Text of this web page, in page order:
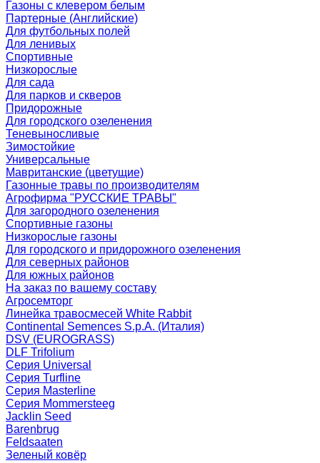
Газоны с клевером белым
Партерные (Английские)
Для футбольных полей
Для ленивых
Спортивные
Низкорослые
Для сада
Для парков и скверов
Придорожные
Для городского озеленения
Теневыносливые
Зимостойкие
Универсальные
Мавританские (цветущие)
Газонные травы по производителям
Агрофирма "РУССКИЕ ТРАВЫ"
Для загородного озеленения
Спортивные газоны
Низкорослые газоны
Для городского и придорожного озеленения
Для северных районов
Для южных районов
На заказ по вашему составу
Агросемторг
Линейка травосмесей White Rabbit
Continental Semences S.p.A. (Италия)
DSV (EUROGRASS)
DLF Trifolium
Серия Universal
Серия Turfline
Серия Masterline
Серия Mommersteeg
Jacklin Seed
Barenbrug
Feldsaaten
Зеленый ковёр